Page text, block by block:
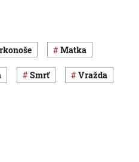
Krkonoše matka
smrť vražda